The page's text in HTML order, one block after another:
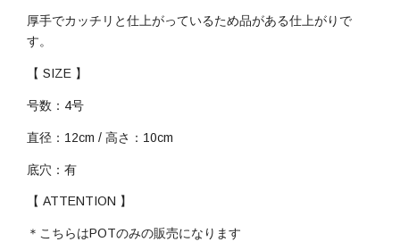
厚手でカッチリと仕上がっているため品がある仕上がりで
す。
【 SIZE 】
号数：4号
直径：12cm / 高さ：10cm
底穴：有
【 ATTENTION 】
＊こちらはPOTのみの販売になります